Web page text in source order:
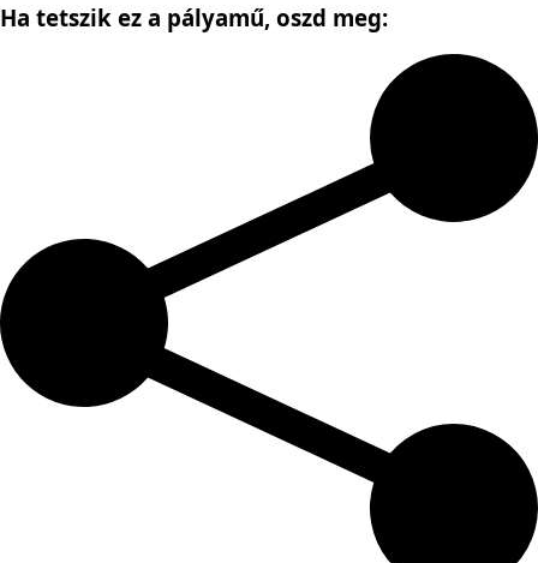
Ha tetszik ez a pályamű, oszd meg: